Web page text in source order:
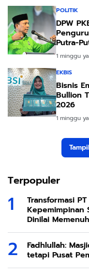
POLITIK
DPW
Putra-
1 minggu
EKBIS
Bisnis
Bullion
2026
1 minggu
Terpopuler
Transformasi
Kepemimpinan
Dinilai
Fadhlullah:
tetapi Pusat